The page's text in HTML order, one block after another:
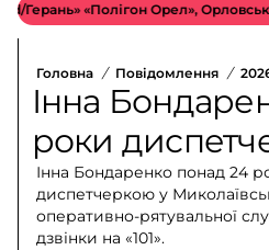
«Полігон Орел», Орловська
Головна / Повідомлення /
Інна
роки
Інна Бондаренко понад 24
диспетчеркою у
оперативно-рятувальної
дзвінки на «101».